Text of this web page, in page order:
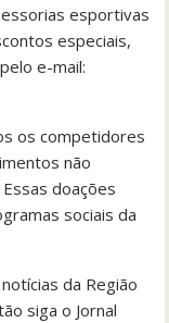
esportivas
especiais,
e-mail:
os competidores
não
doações
sociais da
da Região
siga o Jornal